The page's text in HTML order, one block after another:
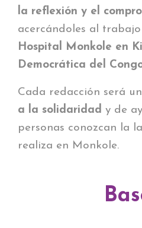
la reflexión y el
acercándoles al
Hospital Monkole en
Democrática del
Cada redacción será
a la solidaridad y de
personas conozcan la
realiza en Monkole.